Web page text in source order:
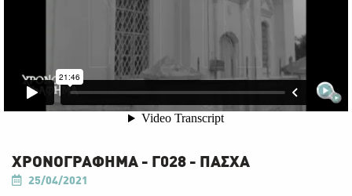
ΧΡΟΝΟΓΡΑΦΗΜΑ - Γ028 - ΠΑΣΧΑ
25/04/2021